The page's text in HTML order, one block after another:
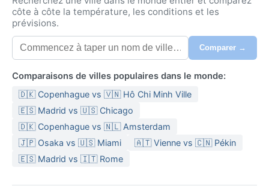
côte à côte la température, les conditions et les
prévisions.
Comparer →
Comparaisons de villes populaires dans le monde:
🇩🇰 Copenhague vs 🇻🇳 Hô Chi Minh Ville
🇪🇸 Madrid vs 🇺🇸 Chicago
🇩🇰 Copenhague vs 🇳🇱 Amsterdam
🇯🇵 Osaka vs 🇺🇸 Miami
🇦🇹 Vienne vs 🇨🇳 Pékin
🇪🇸 Madrid vs 🇮🇹 Rome